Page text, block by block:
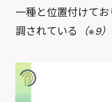
一種と位置付けて
調されている
（※9）